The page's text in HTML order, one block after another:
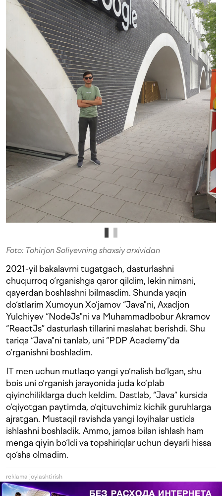
Foto: Tohirjon Soliyevning shaxsiy arxividan
2021-yil bakalavrni tugatgach, dasturlashni
chuqurroq o‘rganishga qaror qildim, lekin nimani,
qayerdan boshlashni bilmasdim. Shunda yaqin
do‘stlarim Xumoyun Xo‘jamov “Java"ni, Axadjon
Yulchiyev “NodeJs"ni va Muhammadbobur Akramov
“ReactJs” dasturlash tillarini maslahat berishdi. Shu
tariqa “Java"ni tanlab, uni “PDP Academy"da
o‘rganishni boshladim.
IT men uchun mutlaqo yangi yo‘nalish bo‘lgan, shu
bois uni o‘rganish jarayonida juda ko‘plab
qiyinchiliklarga duch keldim. Dastlab, “Java” kursida
o‘qiyotgan paytimda, o‘qituvchimiz kichik guruhlarga
ajratgan. Mustaqil ravishda yangi loyihalar ustida
ishlashni boshladik. Ammo, jamoa bilan ishlash ham
menga qiyin bo‘ldi va topshiriqlar uchun deyarli hissa
qo‘sha olmadim.
reklama joylashtirish